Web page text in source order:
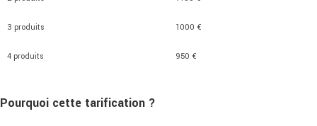
3 produits 1000 €
4 produits 950 €
Pourquoi cette tarification ?